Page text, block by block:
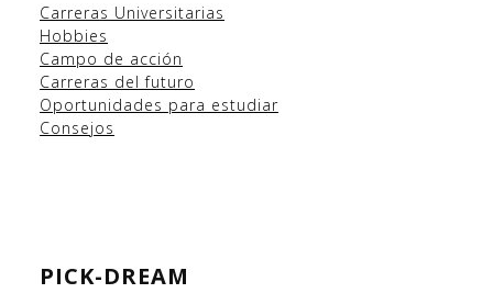
Carreras Universitarias
Hobbies
Campo de acción
Carreras del futuro
Oportunidades para estudiar
Consejos
PICK-DREAM